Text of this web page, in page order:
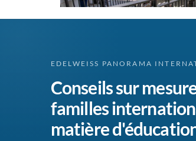
EDELWEISS PANORAMA
Conseils sur
familles
matière